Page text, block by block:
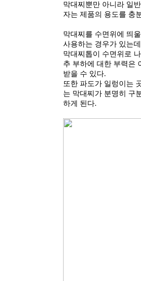
막대찌뿐만 아니라 일
자는 제품의 용도를 충
막대찌를 수면위에 띄
사용하는 경우가 있는
막대찌톱이 수면위로
추 부하에 대한 부력은
받을 수 있다.
또한 파도가 일렁이는
는 막대찌가 분명히 구
하게 된다.